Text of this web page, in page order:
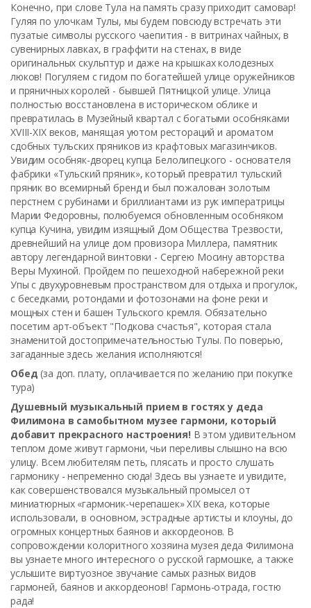
Конечно, при слове Тула на память сразу приходит самовар!
Гуляя по улочкам Тулы, мы будем повсюду встречать эти
пузатые символы русского чаепития - в витринах чайных, в
сувенирных лавках, в граффити на стенах, в виде
оригинальных скульптур и даже на крышках колодезных
люков! Погуляем с гидом по богатейшей улице оружейников
и пряничных королей - бывшей Пятницкой улице. Улица
полностью восстановлена в историческом облике и
превратилась в Музейный квартал с богатыми особняками
XVIII-XIX веков, манящая уютом рестораций и ароматом
сдобных тульских пряников из крафтовых магазинчиков.
Увидим особняк-дворец купца Белолипецкого - основателя
фабрики «Тульский пряник», который превратил тульский
пряник во всемирный бренд и был пожалован золотым
перстнем с рубинами и бриллиантами из рук императрицы
Марии Федоровны, полюбуемся обновленным особняком
купца Кучина, увидим изящный Дом Общества Трезвости,
древнейший на улице дом провизора Миллера, памятник
автору легендарной винтовки - Сергею Мосину авторства
Веры Мухиной. Пройдем по пешеходной набережной реки
Упы с двухуровневым пространством для отдыха и прогулок,
с беседками, ротондами и фотозонами на фоне реки и
мощных стен и башен Тульского кремля. Обязательно
посетим арт-объект "Подкова счастья", которая стала
знаменитой достопримечательностью Тулы. По поверью,
загаданные здесь желания исполняются!
Обед (за доп. плату, оплачивается по желанию при покупке
тура)
Душевный музыкальный прием в гостях у деда
Филимона в самобытном музее гармони, который
добавит прекрасного настроения! В этом удивительном
теплом доме живут гармони, чьи переливы слышно на всю
улицу. Всем любителям петь, плясать и просто слушать
гармонику - непременно сюда! Здесь вы узнаете и увидите,
как совершенствовался музыкальный промысел от
миниатюрных «гармоник-черепашек» XIX века, которые
использовали, в основном, эстрадные артисты и клоуны, до
огромных концертных баянов и аккордеонов. В
сопровождении колоритного хозяина музея деда Филимона
вы узнаете много интересного о русской гармошке, а также
услышите виртуозное звучание самых разных видов
гармоней, баянов и аккордеонов! Гармонь-отрада, гостю
рада!